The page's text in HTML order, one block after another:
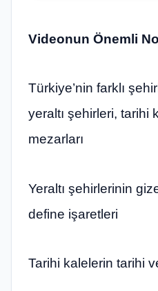
Videonun Önemli
Türkiye’nin farklı
yeraltı şehirleri, tarihi
mezarları
Yeraltı şehirlerinin
define işaretleri
Tarihi kalelerin tarihi